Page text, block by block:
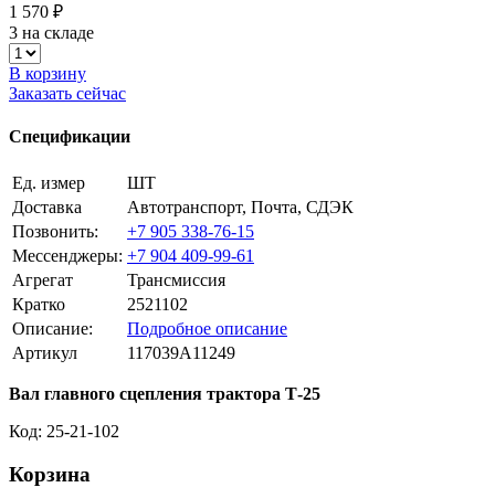
1 570 ₽
3 на складе
В корзину
Заказать сейчас
Спецификации
Ед. измер
ШТ
Доставка
Автотранспорт, Почта, СДЭК
Позвонить:
+7 905 338-76-15
Мессенджеры: +7 904 409-99-61
Агрегат
Трансмиссия
Кратко
2521102
Описание:
Подробное описание
Артикул
117039A11249
Вал главного сцепления трактора Т-25
Код: 25-21-102
Корзина